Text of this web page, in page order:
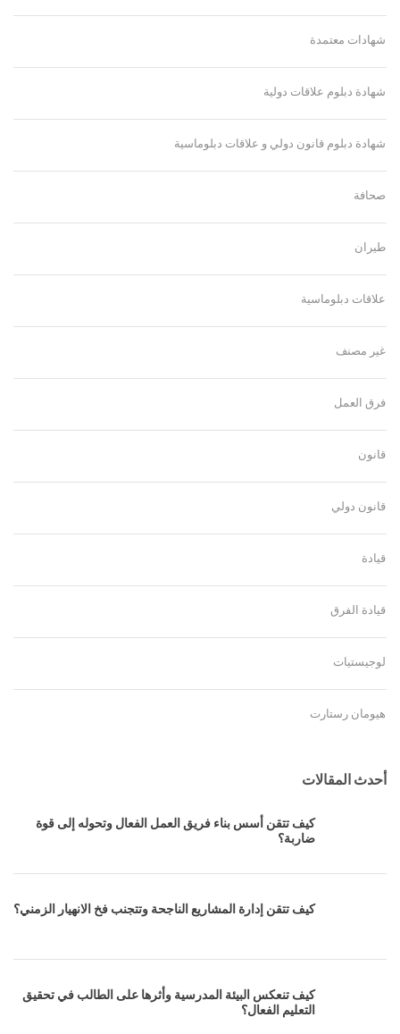
شهادات معتمدة
شهادة دبلوم علاقات دولية
شهادة دبلوم قانون دولي و علاقات دبلوماسية
صحافة
طيران
علاقات دبلوماسية
غير مصنف
فرق العمل
قانون
قانون دولي
قيادة
قيادة الفرق
لوجيستيات
هيومان رستارت
أحدث المقالات
كيف تتقن أسس بناء فريق العمل الفعال وتحوله إلى قوة
ضاربة؟
كيف تتقن إدارة المشاريع الناجحة وتتجنب فخ الانهيار الزمني؟
كيف تنعكس البيئة المدرسية وأثرها على الطالب في تحقيق
التعليم الفعال؟